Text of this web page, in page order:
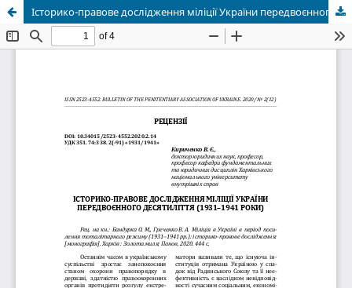
Історико-правове дослідження міліції України передвоєнного десятиліття (1931–1941 роки)